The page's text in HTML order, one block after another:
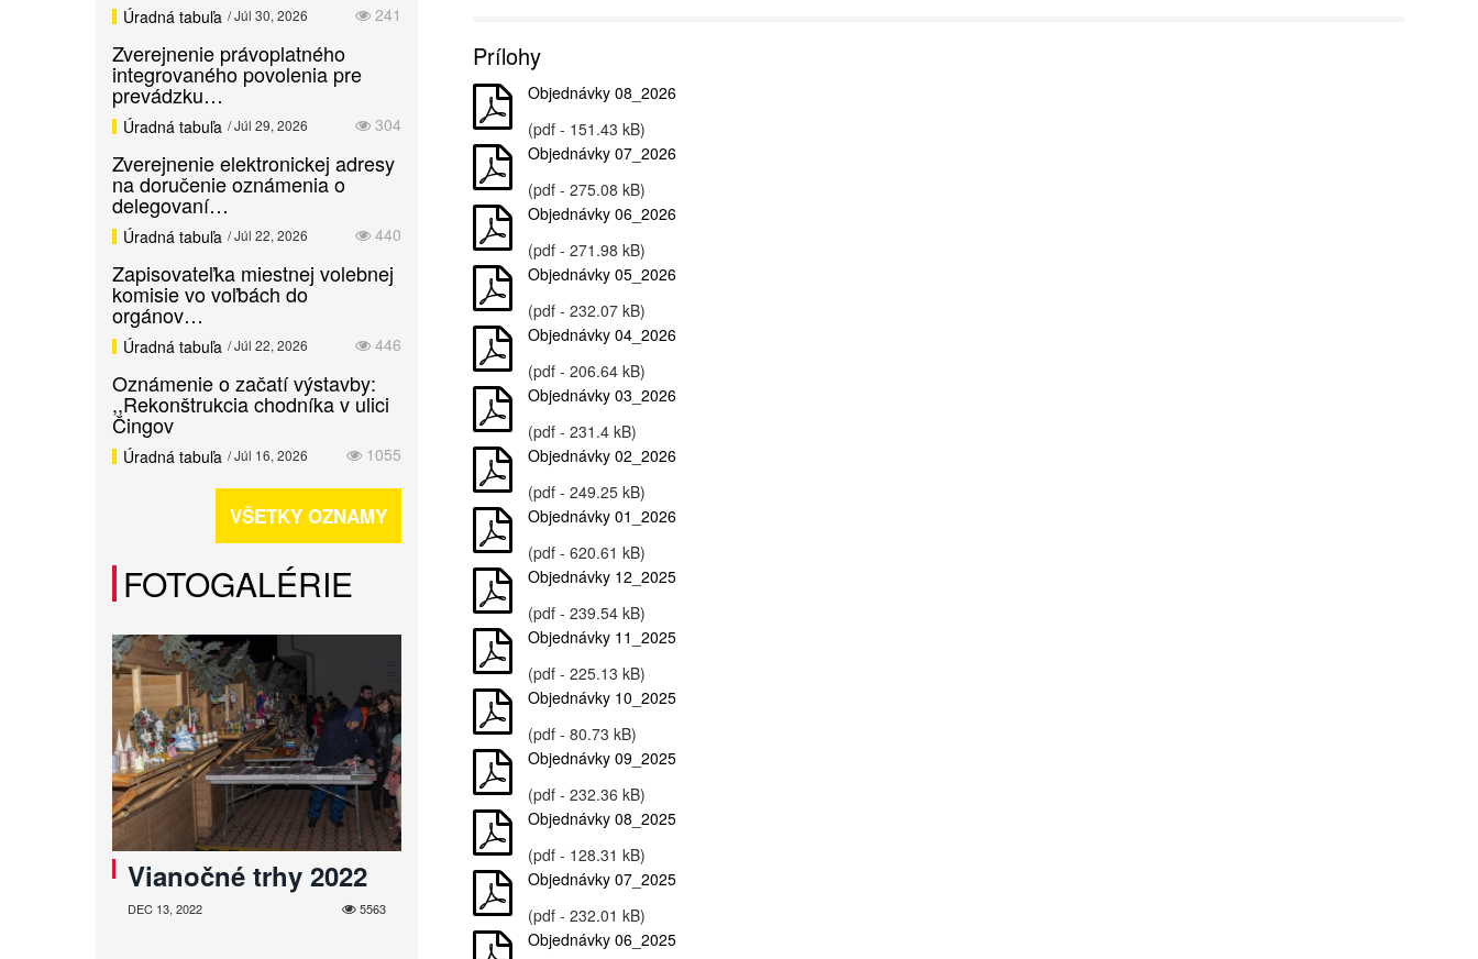
Prílohy
Objednávky 08_2026
(pdf - 151.43 kB)
Objednávky 07_2026
(pdf - 275.08 kB)
Objednávky 06_2026
(pdf - 271.98 kB)
Objednávky 05_2026
(pdf - 232.07 kB)
Objednávky 04_2026
(pdf - 206.64 kB)
Objednávky 03_2026
(pdf - 231.4 kB)
Objednávky 02_2026
(pdf - 249.25 kB)
Objednávky 01_2026
(pdf - 620.61 kB)
Objednávky 12_2025
(pdf - 239.54 kB)
Objednávky 11_2025
(pdf - 225.13 kB)
Objednávky 10_2025
(pdf - 80.73 kB)
Objednávky 09_2025
(pdf - 232.36 kB)
Objednávky 08_2025
(pdf - 128.31 kB)
Objednávky 07_2025
(pdf - 232.01 kB)
Objednávky 06_2025
241
Úradná tabuľa / Júl 30, 2026
Zverejnenie právoplatného
integrovaného povolenia pre
prevádzku…
304
Úradná tabuľa / Júl 29, 2026
Zverejnenie elektronickej adresy
na doručenie oznámenia o
delegovaní…
440
Úradná tabuľa / Júl 22, 2026
Zapisovateľka miestnej volebnej
komisie vo voľbách do
orgánov…
446
Úradná tabuľa / Júl 22, 2026
Oznámenie o začatí výstavby:
,,Rekonštrukcia chodníka v ulici
Čingov
1055
Úradná tabuľa / Júl 16, 2026
VŠETKY OZNAMY
FOTOGALÉRIE
Vianočné trhy 2022
5563
DEC 13, 2022